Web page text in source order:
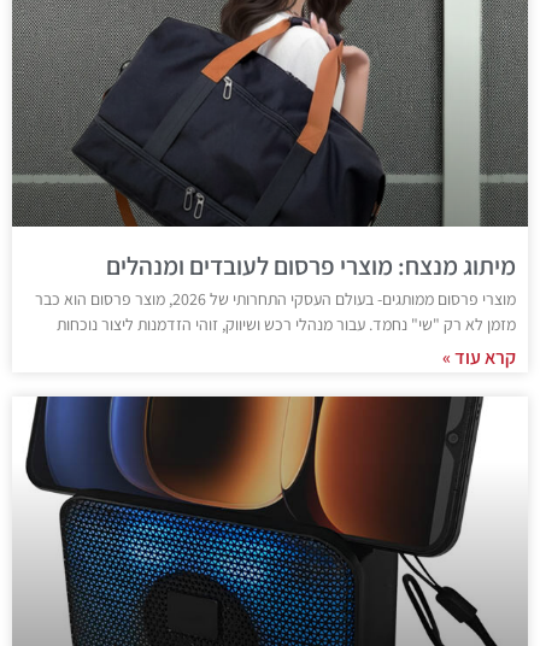
מיתוג מנצח: מוצרי פרסום לעובדים ומנהלים
מוצרי פרסום ממותגים- בעולם העסקי התחרותי של 2026, מוצר פרסום הוא כבר
מזמן לא רק "שי" נחמד. עבור מנהלי רכש ושיווק, זוהי הזדמנות ליצור נוכחות
קרא עוד »